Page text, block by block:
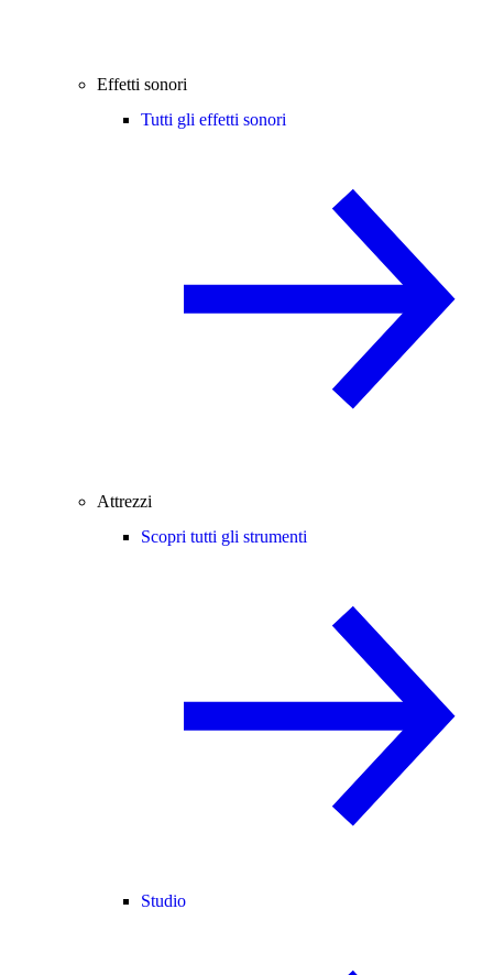
Effetti sonori
Tutti gli effetti sonori
Attrezzi
Scopri tutti gli strumenti
Studio